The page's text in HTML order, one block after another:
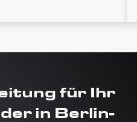
für Ihr
in Berlin-